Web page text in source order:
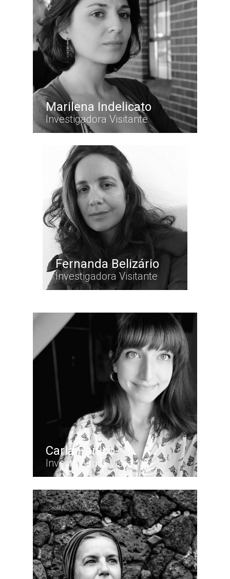
Marilena Indelicato
Investigadora Visitante
Fernanda Belizário
Investigadora Visitante
Carla Panico
Investigadora Visitante